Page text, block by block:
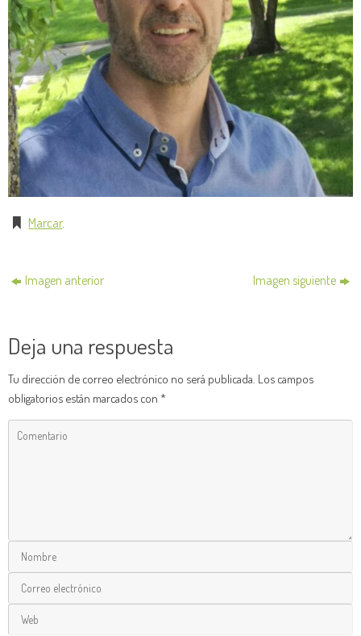
Marcar.
Imagen anterior Imagen siguiente
Deja una respuesta
Tu dirección de correo electrónico no será publicada. Los campos
obligatorios están marcados con *